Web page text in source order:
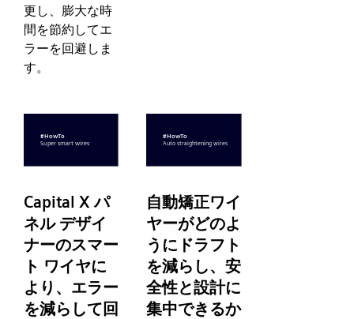
更し、膨大な時
間を節約してエ
ラーを回避しま
す。
Capital X パ
ネル デザイ
ナーのスマー
ト ワイヤに
より、エラー
を減らして回
自動矯正ワイ
ヤーがどのよ
うにドラフト
を減らし、安
全性と設計に
集中できるか